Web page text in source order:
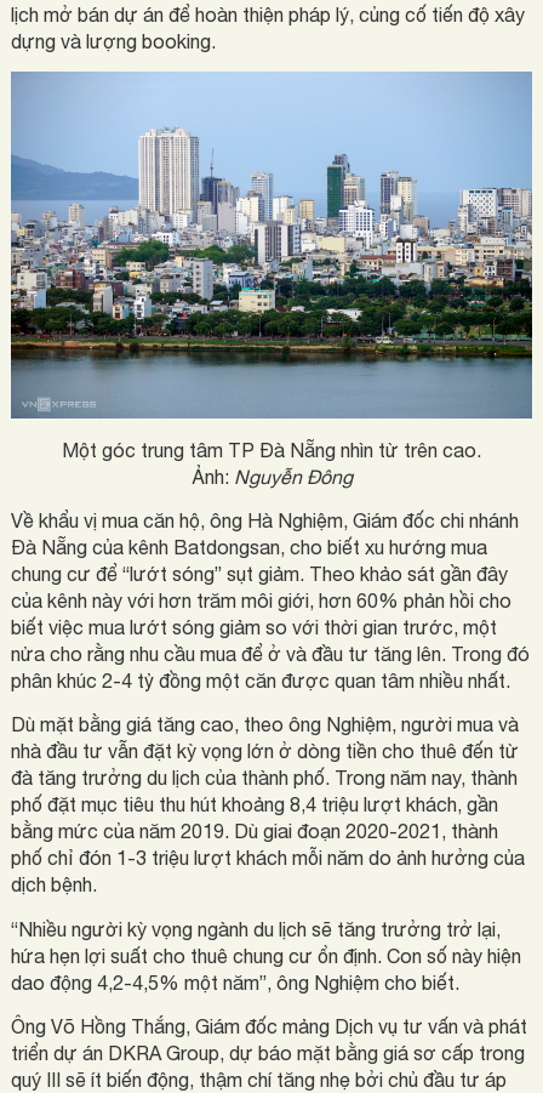
lịch mở bán dự án để hoàn thiện pháp lý, củng cố tiến độ xây
dựng và lượng booking.
Một góc trung tâm TP Đà Nẵng nhìn từ trên cao.
Ảnh: Nguyễn Đông
Về khẩu vị mua căn hộ, ông Hà Nghiệm, Giám đốc chi nhánh
Đà Nẵng của kênh Batdongsan, cho biết xu hướng mua
chung cư để “lướt sóng” sụt giảm. Theo khảo sát gần đây
của kênh này với hơn trăm môi giới, hơn 60% phản hồi cho
biết việc mua lướt sóng giảm so với thời gian trước, một
nửa cho rằng nhu cầu mua để ở và đầu tư tăng lên. Trong đó
phân khúc 2-4 tỷ đồng một căn được quan tâm nhiều nhất.
Dù mặt bằng giá tăng cao, theo ông Nghiệm, người mua và
nhà đầu tư vẫn đặt kỳ vọng lớn ở dòng tiền cho thuê đến từ
đà tăng trưởng du lịch của thành phố. Trong năm nay, thành
phố đặt mục tiêu thu hút khoảng 8,4 triệu lượt khách, gần
bằng mức của năm 2019. Dù giai đoạn 2020-2021, thành
phố chỉ đón 1-3 triệu lượt khách mỗi năm do ảnh hưởng của
dịch bệnh.
“Nhiều người kỳ vọng ngành du lịch sẽ tăng trưởng trở lại,
hứa hẹn lợi suất cho thuê chung cư ổn định. Con số này hiện
dao động 4,2-4,5% một năm”, ông Nghiệm cho biết.
Ông Võ Hồng Thắng, Giám đốc mảng Dịch vụ tư vấn và phát
triển dự án DKRA Group, dự báo mặt bằng giá sơ cấp trong
quý III sẽ ít biến động, thậm chí tăng nhẹ bởi chủ đầu tư áp